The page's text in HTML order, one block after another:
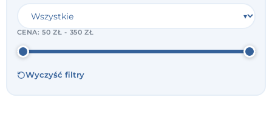
CENA:50 ZŁ - 350 ZŁ
Wyczyść filtry